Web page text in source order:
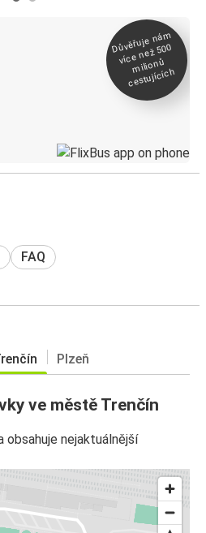
Důvěřuje ná
m
více než 500
milionů
cestujících
FAQ
Plzeň
ve městě Trenčín
obsahuje nejaktuálnější